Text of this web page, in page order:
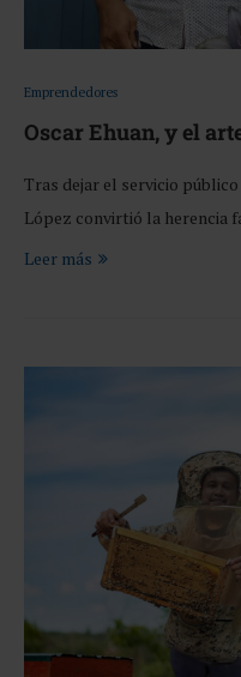
Emprendedores
Oscar Ehuan, y el
Tras dejar el servicio
López convirtió la herencia
Leer más